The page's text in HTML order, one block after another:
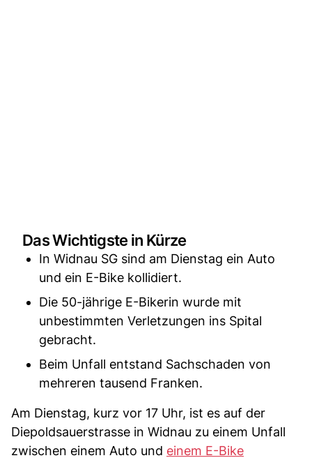
Das Wichtigste in Kürze
In Widnau SG sind am Dienstag ein Auto
und ein E-Bike kollidiert.
Die 50-jährige E-Bikerin wurde mit
unbestimmten Verletzungen ins Spital
gebracht.
Beim Unfall entstand Sachschaden von
mehreren tausend Franken.
Am Dienstag, kurz vor 17 Uhr, ist es auf der
Diepoldsauerstrasse in Widnau zu einem Unfall
zwischen einem Auto und einem E-Bike